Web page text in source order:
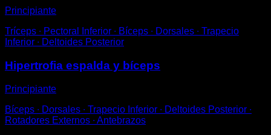
Principiante
Tríceps ∙ Pectoral Inferior ∙ Bíceps ∙ Dorsales ∙ Trapecio
Inferior ∙ Deltoides Posterior
Hipertrofia espalda y bíceps
Principiante
Bíceps ∙ Dorsales ∙ Trapecio Inferior ∙ Deltoides Posterior ∙
Rotadores Externos ∙ Antebrazos